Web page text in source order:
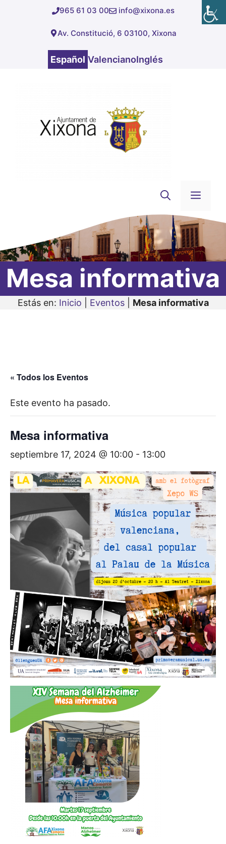
965 61 03 00 info@xixona.es
Av. Constitució, 6 03100, Xixona
Español ValencianoInglés
Mesa informativa
Estás en: Inicio Eventos| Mesa informativa
« Todos los Eventos
Este evento ha pasado.
Mesa informativa
septiembre 17, 2024 @ 10:00 - 13:00